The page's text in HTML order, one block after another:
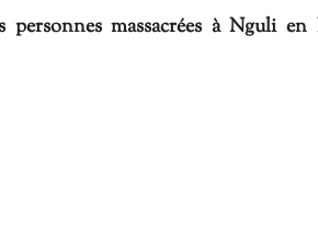
massacrées à Nguli